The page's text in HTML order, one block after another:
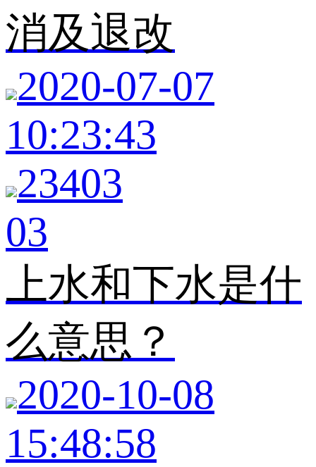
消及退改
2020-07-07
10:23:43
23403
03
上水和下水是什
么意思？
2020-10-08
15:48:58